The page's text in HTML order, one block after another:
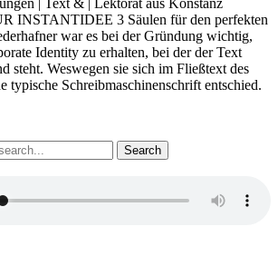
INSTANTIDEE 3 Säulen für den perfekten
war es bei der Gründung wichtig,
Identity zu erhalten, bei der der Text
steht. Weswegen sie sich im Fließtext des
typische Schreibmaschinenschrift entschied.